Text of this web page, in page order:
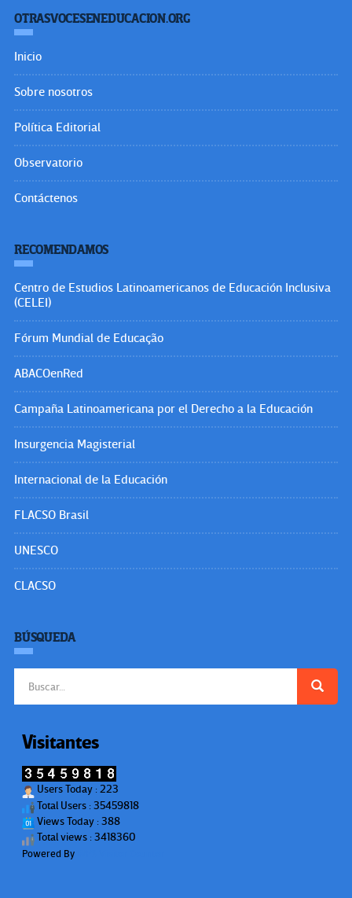
OTRASVOCESENEDUCACION.ORG
Inicio
Sobre nosotros
Política Editorial
Observatorio
Contáctenos
RECOMENDAMOS
Centro de Estudios Latinoamericanos de Educación Inclusiva
(CELEI)
Fórum Mundial de Educação
ABACOenRed
Campaña Latinoamericana por el Derecho a la Educación
Insurgencia Magisterial
Internacional de la Educación
FLACSO Brasil
UNESCO
CLACSO
BÚSQUEDA
Visitantes
Users Today : 223
Total Users : 35459818
Views Today : 388
Total views : 3418360
Powered By